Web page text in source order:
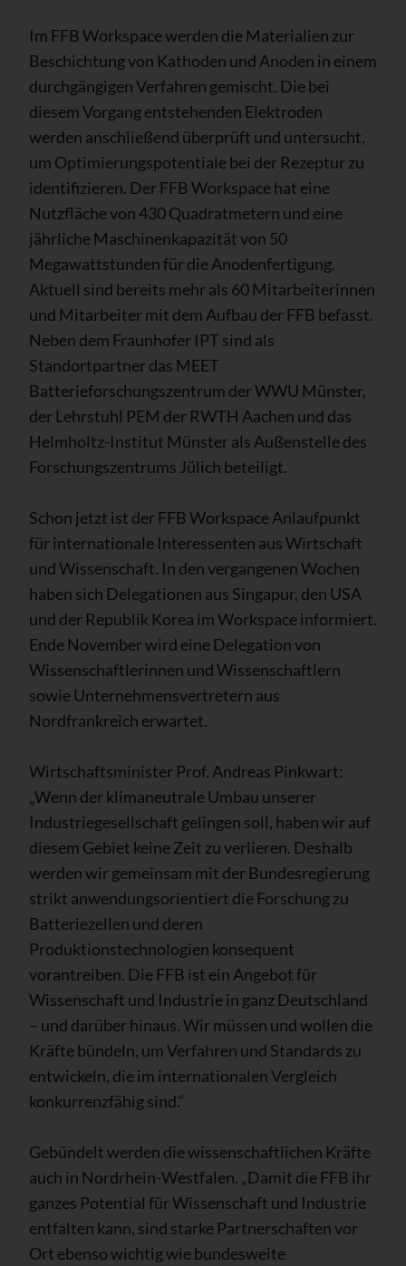
Im FFB Workspace werden die Materialien zur
Beschichtung von Kathoden und Anoden in einem
durchgängigen Verfahren gemischt. Die bei
diesem Vorgang entstehenden Elektroden
werden anschließend überprüft und untersucht,
um Optimierungspotentiale bei der Rezeptur zu
identifizieren. Der FFB Workspace hat eine
Nutzfläche von 430 Quadratmetern und eine
jährliche Maschinenkapazität von 50
Megawattstunden für die Anodenfertigung.
Aktuell sind bereits mehr als 60 Mitarbeiterinnen
und Mitarbeiter mit dem Aufbau der FFB befasst.
Neben dem Fraunhofer IPT sind als
Standortpartner das MEET
Batterieforschungszentrum der WWU Münster,
der Lehrstuhl PEM der RWTH Aachen und das
Helmholtz-Institut Münster als Außenstelle des
Forschungszentrums Jülich beteiligt.
Schon jetzt ist der FFB Workspace Anlaufpunkt
für internationale Interessenten aus Wirtschaft
und Wissenschaft. In den vergangenen Wochen
haben sich Delegationen aus Singapur, den USA
und der Republik Korea im Workspace informiert.
Ende November wird eine Delegation von
Wissenschaftlerinnen und Wissenschaftlern
sowie Unternehmensvertretern aus
Nordfrankreich erwartet.
Wirtschaftsminister Prof. Andreas Pinkwart:
„Wenn der klimaneutrale Umbau unserer
Industriegesellschaft gelingen soll, haben wir auf
diesem Gebiet keine Zeit zu verlieren. Deshalb
werden wir gemeinsam mit der Bundesregierung
strikt anwendungsorientiert die Forschung zu
Batteriezellen und deren
Produktionstechnologien konsequent
vorantreiben. Die FFB ist ein Angebot für
Wissenschaft und Industrie in ganz Deutschland
– und darüber hinaus. Wir müssen und wollen die
Kräfte bündeln, um Verfahren und Standards zu
entwickeln, die im internationalen Vergleich
konkurrenzfähig sind.“
Gebündelt werden die wissenschaftlichen Kräfte
auch in Nordrhein-Westfalen. „Damit die FFB ihr
ganzes Potential für Wissenschaft und Industrie
entfalten kann, sind starke Partnerschaften vor
Ort ebenso wichtig wie bundesweite